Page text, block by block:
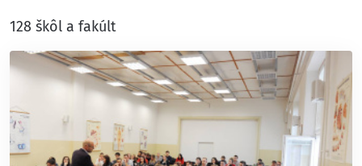
128 škôl a fakúlt